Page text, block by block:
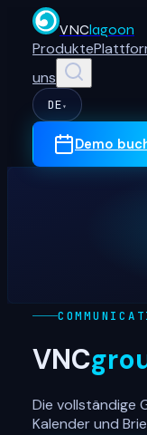
VNClagoon
Produkte
uns
DE ▾
Demo
VNC
Die vollständige
Kalender und